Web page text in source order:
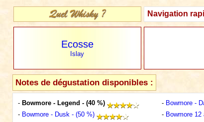
Navigation
Ecosse
Islay
Notes de dégustation disponibles :
- Bowmore - Legend - (40 %) - Bowmore -
- Bowmore - Dusk - (50 %) - Bowmore